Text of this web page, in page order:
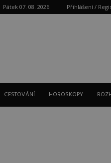
Pátek 07. 08. 2026 Přihlášení /
CESTOVÁNÍ HOROSKOPY